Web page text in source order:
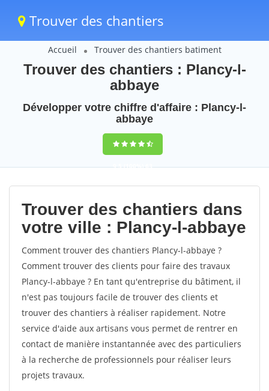
Trouver des chantiers
Accueil Trouver des chantiers batiment
Trouver des chantiers : Plancy-l-
abbaye
Développer votre chiffre d'affaire : Plancy-l-
abbaye
9,5(100%)63
votes
Trouver des chantiers dans
votre ville : Plancy-l-abbaye
Comment trouver des chantiers Plancy-l-abbaye ?
Comment trouver des clients pour faire des travaux
Plancy-l-abbaye ? En tant qu'entreprise du bâtiment, il
n'est pas toujours facile de trouver des clients et
trouver des chantiers à réaliser rapidement. Notre
service d'aide aux artisans vous permet de rentrer en
contact de manière instantannée avec des particuliers
à la recherche de professionnels pour réaliser leurs
projets travaux.